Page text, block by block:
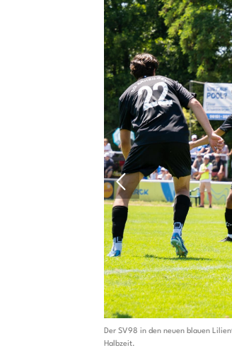
Der SV98 in den neuen blauen
Halbzeit.
Quicklinks
Sportangebote
Unser Sportangebot
Sportsuche
Ausfälle und
Deutsches